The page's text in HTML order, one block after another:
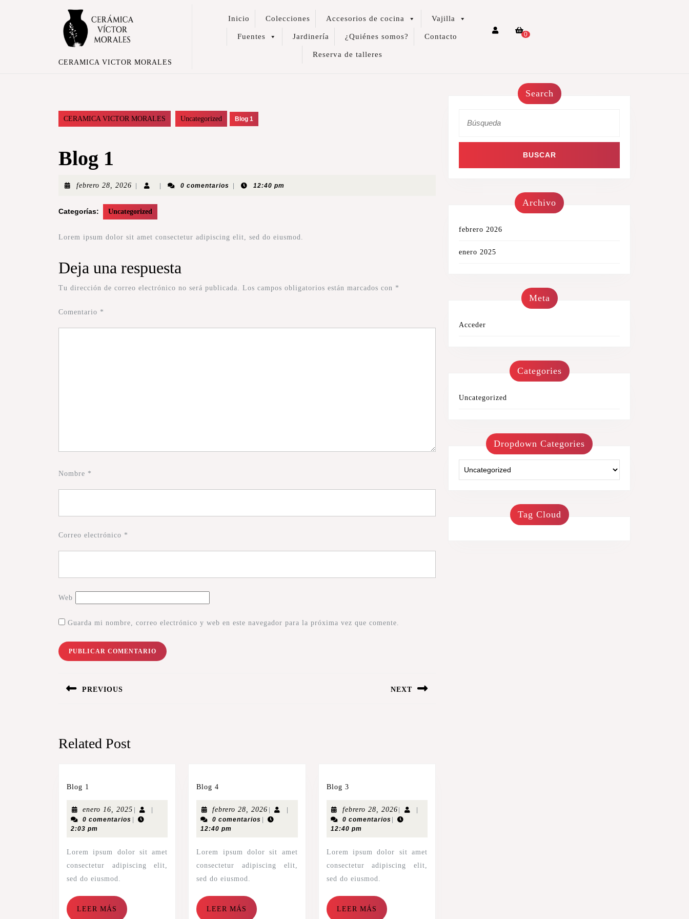
CERAMICA VICTOR MORALES
Inicio Colecciones Accesorios de cocina Vajilla
Fuentes Jardinería ¿Quiénes somos? Contacto
Reserva de talleres
0
CERAMICA VICTOR MORALES Uncategorized Blog 1
Blog 1
febrero 28, 2026 0 comentarios 12:40 pm
Categorías: Uncategorized
Lorem ipsum dolor sit amet consectetur adipiscing elit, sed do eiusmod.
Deja una respuesta
Tu dirección de correo electrónico no será publicada. Los campos obligatorios están marcados con *
Comentario *
Nombre *
Correo electrónico *
Web
Guarda mi nombre, correo electrónico y web en este navegador para la próxima vez que comente.
PREVIOUS NEXT
Related Post
Blog 1
enero 16, 2025 |
|
0 comentarios |
2:03 pm
Lorem ipsum dolor sit amet
consectetur adipiscing elit,
sed do eiusmod.
LEER MÁS
Blog 4
febrero 28, 2026 |
|
0 comentarios |
12:40 pm
Lorem ipsum dolor sit amet
consectetur adipiscing elit,
sed do eiusmod.
LEER MÁS
Blog 3
febrero 28, 2026 |
|
0 comentarios |
12:40 pm
Lorem ipsum dolor sit amet
consectetur adipiscing elit,
sed do eiusmod.
LEER MÁS
Search
Archivo
febrero 2026
enero 2025
Meta
Acceder
Categories
Uncategorized
Dropdown Categories
Tag Cloud